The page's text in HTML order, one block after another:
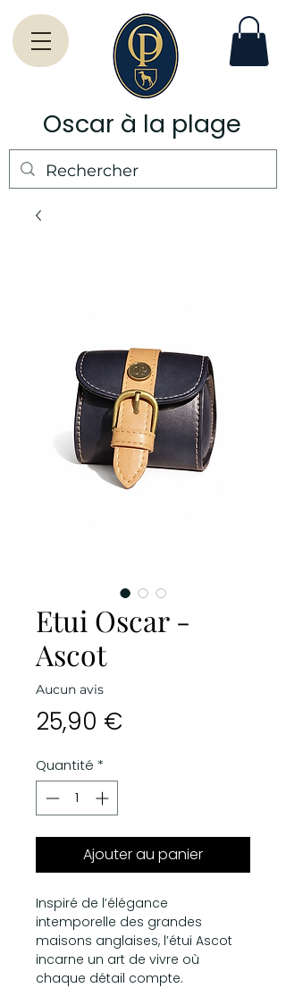
Oscar à la plage
Etui Oscar -
Ascot
Aucun avis
25,90 €Prix
Quantité *
Ajouter au panier
Inspiré de l’élégance
intemporelle des grandes
maisons anglaises, l’étui Ascot
incarne un art de vivre où
chaque détail compte.